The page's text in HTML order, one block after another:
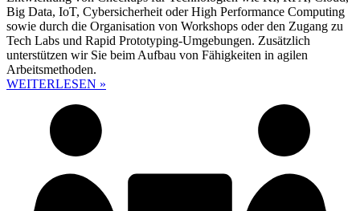
Big Data, IoT, Cybersicherheit oder High Performance Computing
sowie durch die Organisation von Workshops oder den Zugang zu
Tech Labs und Rapid Prototyping-Umgebungen. Zusätzlich
unterstützen wir Sie beim Aufbau von Fähigkeiten in agilen
Arbeitsmethoden.
WEITERLESEN »